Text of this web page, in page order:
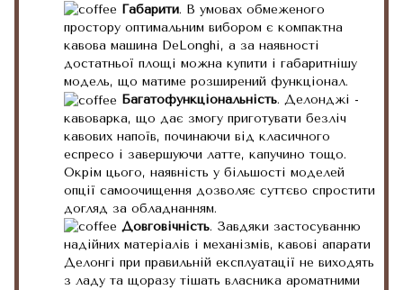
Габарити. В умовах обмеженого
простору оптимальним вибором є компактна
кавова машина DeLonghi, а за наявності
достатньої площі можна купити і габаритнішу
модель, що матиме розширений функціонал.
Багатофункціональність. Делонджі -
кавоварка, що дає змогу приготувати безліч
кавових напоїв, починаючи від класичного
еспресо і завершуючи латте, капучино тощо.
Окрім цього, наявність у більшості моделей
опції самоочищення дозволяє суттєво спростити
догляд за обладнанням.
Довговічність. Завдяки застосуванню
надійних матеріалів і механізмів, кавові апарати
Делонгі при правильній експлуатації не виходять
з ладу та щоразу тішать власника ароматними